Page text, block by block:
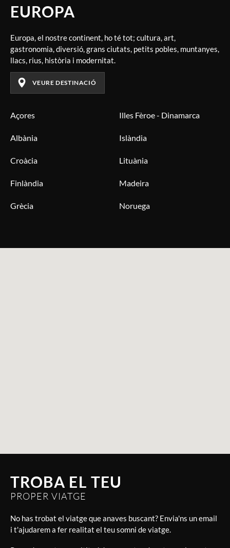
EUROPA
Europa, el nostre continent, ho té tot; cultura, art,
gastronomia, diversió, grans ciutats, petits pobles, muntanyes,
llacs, rius, història i modernitat.
VEURE DESTINACIÓ
Açores
Albània
Croàcia
Finlàndia
Grècia
Illes Fèroe - Dinamarca
Islàndia
Lituània
Madeira
Noruega
TROBA EL TEU
PROPER VIATGE
No has trobat el viatge que anaves buscant? Envia'ns un email
i t'ajudarem a fer realitat el teu somni de viatge.